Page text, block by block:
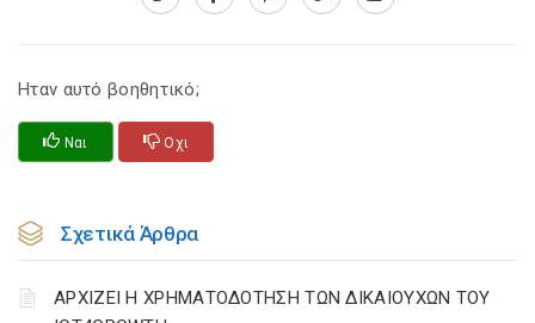
Ηταν αυτό βοηθητικό;
Ναι Οχι
Σχετικά Άρθρα
ΑΡΧΙΖΕΙ Η ΧΡΗΜΑΤΟΔΟΤΗΣΗ ΤΩΝ ΔΙΚΑΙΟΥΧΩΝ ΤΟΥ